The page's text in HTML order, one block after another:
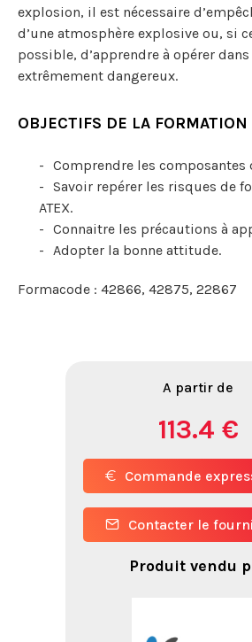
explosion, il est nécessaire
d’une atmosphère explosive ou, si
possible, d’apprendre à opérer
extrêmement dangereux.
OBJECTIFS DE LA FORMATION
Comprendre les composantes
Savoir repérer les risques de
ATEX.
Connaitre les précautions à
Adopter la bonne attitude.
Formacode : 42866, 42875, 22867
A partir de
113.4 €
Commande
Contacter le
Produit vendu